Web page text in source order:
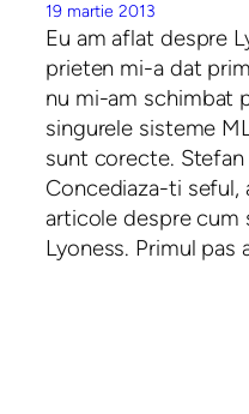
19 martie 2013
Eu am aflat despre
prieten mi-a dat
nu mi-am schimbat
singurele sisteme
sunt corecte.
Concediaza-ti seful,
articole despre cum
Lyoness. Primul pas